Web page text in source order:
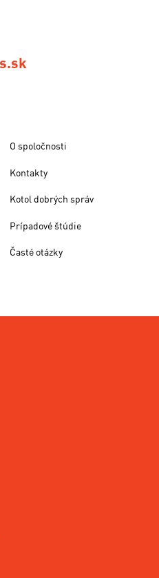
O spoločnosti
Kontakty
Kotol dobrých správ
Prípadové štúdie
Časté otázky